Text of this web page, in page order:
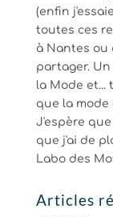
(enfin
toutes ces
à Nantes ou
partager.
la Mode et...
que la
J'espère
que j'ai de
Labo des
Articles